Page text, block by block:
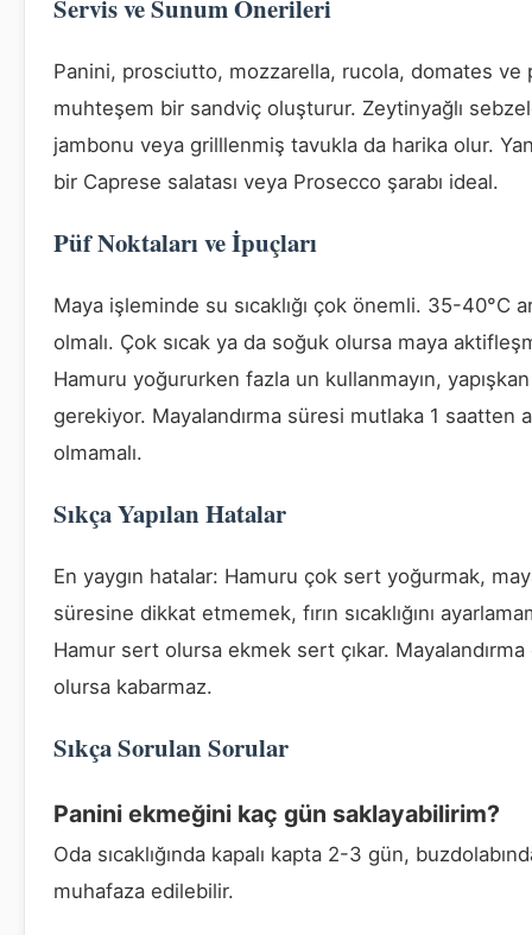
Servis ve Sunum Önerileri
Panini, prosciutto, mozzarella, rucola, domates ve
muhteşem bir sandviç oluşturur. Zeytinyağlı
jambonu veya grilllenmiş tavukla da harika olur.
bir Caprese salatası veya Prosecco şarabı ideal.
Püf Noktaları ve İpuçları
Maya işleminde su sıcaklığı çok önemli. 35-40°C
olmalı. Çok sıcak ya da soğuk olursa maya
Hamuru yoğururken fazla un kullanmayın, yapışkan
gerekiyor. Mayalandırma süresi mutlaka 1 saatten
olmamalı.
Sıkça Yapılan Hatalar
En yaygın hatalar: Hamuru çok sert yoğurmak,
süresine dikkat etmemek, fırın sıcaklığını
Hamur sert olursa ekmek sert çıkar. Mayalandırma
olursa kabarmaz.
Sıkça Sorulan Sorular
Panini ekmeğini kaç gün saklayabilirim?
Oda sıcaklığında kapalı kapta 2-3 gün,
muhafaza edilebilir.